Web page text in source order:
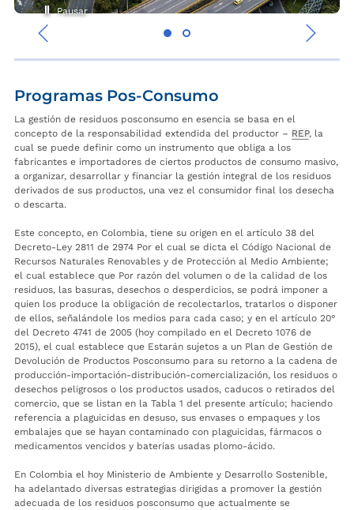
‹
›
Pausar
Programas Pos-Consumo
La gestión de residuos posconsumo en esencia se basa en el
concepto de la responsabilidad extendida del productor – REP, la
cual se puede definir como un instrumento que obliga a los
fabricantes e importadores de ciertos productos de consumo masivo,
a organizar, desarrollar y financiar la gestión integral de los residuos
derivados de sus productos, una vez el consumidor final los desecha
o descarta.
Este concepto, en Colombia, tiene su origen en el artículo 38 del
Decreto-Ley 2811 de 2974 Por el cual se dicta el Código Nacional de
Recursos Naturales Renovables y de Protección al Medio Ambiente;
el cual establece que Por razón del volumen o de la calidad de los
residuos, las basuras, desechos o desperdicios, se podrá imponer a
quien los produce la obligación de recolectarlos, tratarlos o disponer
de ellos, señalándole los medios para cada caso; y en el artículo 20°
del Decreto 4741 de 2005 (hoy compilado en el Decreto 1076 de
2015), el cual establece que Estarán sujetos a un Plan de Gestión de
Devolución de Productos Posconsumo para su retorno a la cadena de
producción-importación-distribución-comercialización, los residuos o
desechos peligrosos o los productos usados, caducos o retirados del
comercio, que se listan en la Tabla 1 del presente artículo; haciendo
referencia a plaguicidas en desuso, sus envases o empaques y los
embalajes que se hayan contaminado con plaguicidas, fármacos o
medicamentos vencidos y baterías usadas plomo-ácido.
En Colombia el hoy Ministerio de Ambiente y Desarrollo Sostenible,
ha adelantado diversas estrategias dirigidas a promover la gestión
adecuada de los residuos posconsumo que actualmente se